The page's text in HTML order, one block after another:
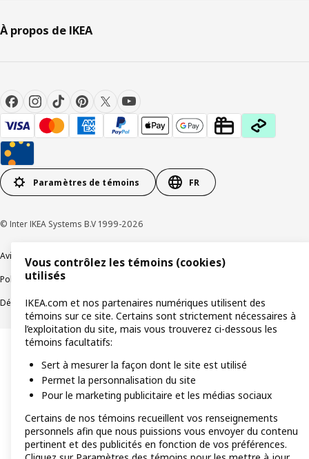
À propos de IKEA
Paramètres de témoins FR
© Inter IKEA Systems B.V 1999-2026
Avis de confidentialitéTémoins de connexion
Politique de divulgation responsable
Déclaration sur le travail forcé et les enfantsAccessibilité
Vous contrôlez les témoins (cookies)
utilisés
IKEA.com et nos partenaires numériques utilisent des
témoins sur ce site. Certains sont strictement nécessaires à
l’exploitation du site, mais vous trouverez ci-dessous les
témoins facultatifs:
Sert à mesurer la façon dont le site est utilisé
Permet la personnalisation du site
Pour le marketing publicitaire et les médias sociaux
Certains de nos témoins recueillent vos renseignements
personnels afin que nous puissions vous envoyer du contenu
pertinent et des publicités en fonction de vos préférences.